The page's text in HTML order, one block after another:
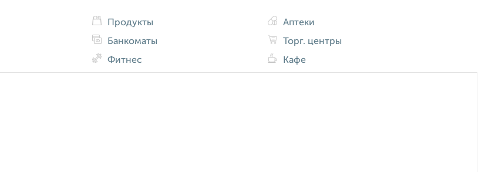
Продукты
Банкоматы
Фитнес
Аптеки
Торг. центры
Кафе